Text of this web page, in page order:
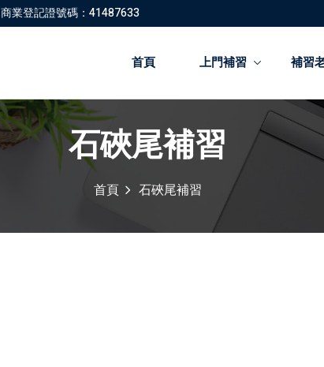
商業登記證號碼：41487633
首頁 上門補習 補習
石硤尾補習
首頁 石硤尾補習
登錄 註冊
登錄
您還沒有帳號?註冊